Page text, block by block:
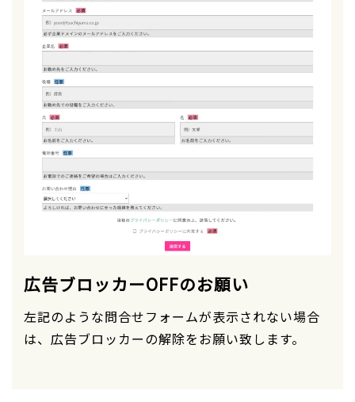
広告ブロッカーOFFのお願い
左記のような問合せフォームが表示されない場合
は、広告ブロッカーの解除をお願い致します。